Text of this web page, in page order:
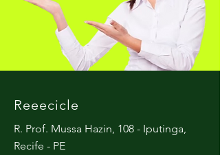
Reeecicle
R. Prof. Mussa Hazin, 108 - Iputinga,
Recife - PE